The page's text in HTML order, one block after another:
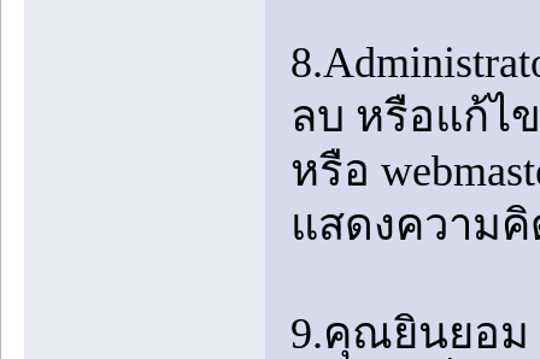
ลบ หรือแก้ไข
หรือ
แสดงความคิ
9.คุณยินยอม